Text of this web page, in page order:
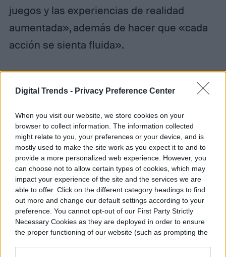
Digital Trends - Privacy Preference Center
When you visit our website, we store cookies on your
browser to collect information. The information collected
might relate to you, your preferences or your device, and is
mostly used to make the site work as you expect it to and to
provide a more personalized web experience. However, you
can choose not to allow certain types of cookies, which may
impact your experience of the site and the services we are
able to offer. Click on the different category headings to find
out more and change our default settings according to your
preference. You cannot opt-out of our First Party Strictly
Necessary Cookies as they are deployed in order to ensure
the proper functioning of our website (such as prompting the
juegos y las experiencias de realidad
aumentada», además de hacer que «cada
acción se sienta fluida».